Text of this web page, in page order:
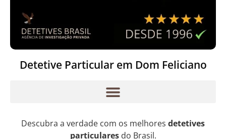
Detetive Particular em Dom Feliciano
Descubra a verdade com os melhores detetives
particularesdo Brasil.